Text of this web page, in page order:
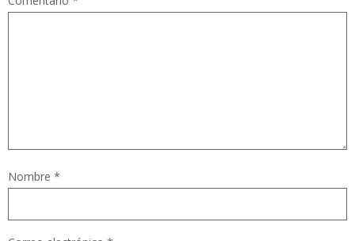
Nombre *